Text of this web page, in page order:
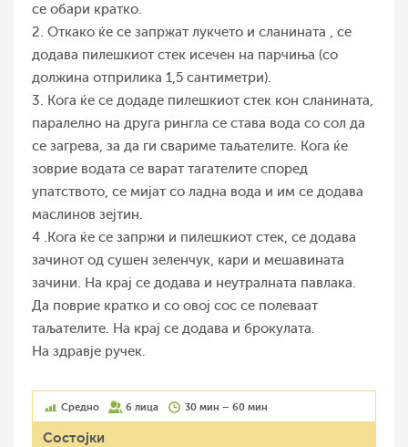
се обари кратко.
2. Откако ќе се запржат лукчето и сланината , се
додава пилешкиот стек исечен на парчиња (со
должина отприлика 1,5 сантиметри).
3. Кога ќе се додаде пилешкиот стек кон сланината,
паралелно на друга рингла се става вода со сол да
се загрева, за да ги свариме таљателите. Кога ќе
зоврие водата се варат тагателите според
упатството, се мијат со ладна вода и им се додава
маслинов зејтин.
4 .Кога ќе се запржи и пилешкиот стек, се додава
зачинот од сушен зеленчук, кари и мешавината
зачини. На крај се додава и неутралната павлака.
Да поврие кратко и со овој сос се полеваат
таљателите. На крај се додава и брокулата.
На здравје ручек.
Средно 6 лица 30 мин – 60 мин
Состојки